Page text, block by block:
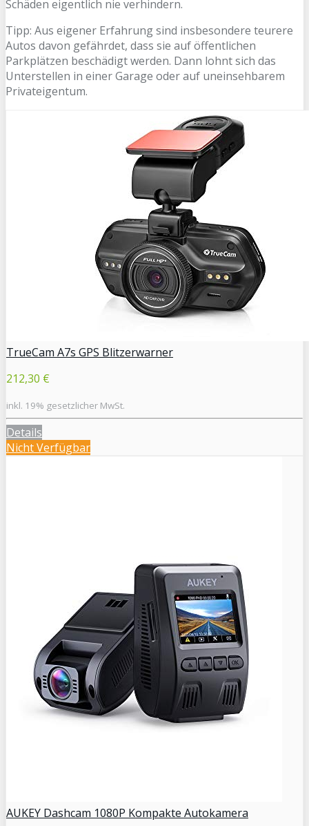
Schäden eigentlich nie verhindern.
Tipp: Aus eigener Erfahrung sind insbesondere teurere
Autos davon gefährdet, dass sie auf öffentlichen
Parkplätzen beschädigt werden. Dann lohnt sich das
Unterstellen in einer Garage oder auf uneinsehbarem
Privateigentum.
TrueCam A7s GPS Blitzerwarner
212,30 €
inkl. 19% gesetzlicher MwSt.
Details
Nicht Verfügbar
AUKEY Dashcam 1080P Kompakte Autokamera